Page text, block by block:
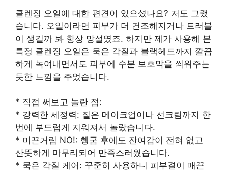
클렌징 오일에 대한 편견이 있으셨나요? 저도 그랬
습니다. 오일이라면 피부가 더 건조해지거나 트러블
이 생길까 봐 항상 망설였죠. 하지만 제가 사용해 본
특정 클렌징 오일은 묵은 각질과 블랙헤드까지 깔끔
하게 녹여내면서도 피부에 수분 보호막을 씌워주는
듯한 느낌을 주었습니다.
* 직접 써보고 놀란 점:
* 강력한 세정력: 짙은 메이크업이나 선크림까지 한
번에 부드럽게 지워져서 놀랐습니다.
* 미끈거림 NO!: 헹굼 후에도 잔여감이 전혀 없고
산뜻하게 마무리되어 만족스러웠습니다.
* 묵은 각질 케어: 꾸준히 사용하니 피부결이 매끈